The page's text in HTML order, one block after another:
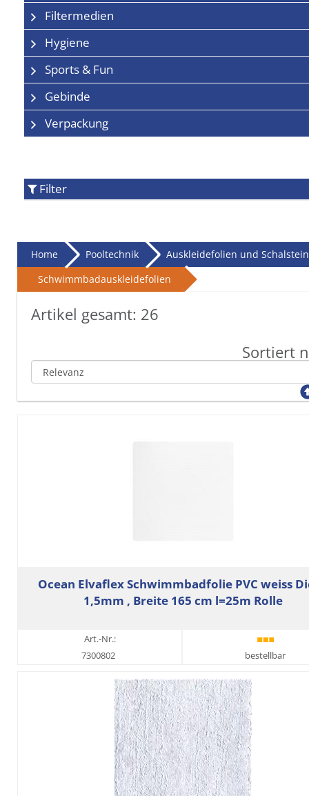
Filtermedien
Hygiene
Sports & Fun
Gebinde
Verpackung
Filter
Home Pooltechnik
Auskleidefolien und
Schwimmbadauskleidefolien
Artikel gesamt: 26
Sortiert
Ocean Elvaflex Schwimmbadfolie PVC weiss
1,5mm , Breite 165 cm l=25m Rolle
Art.-Nr.:
7300802
bestellbar